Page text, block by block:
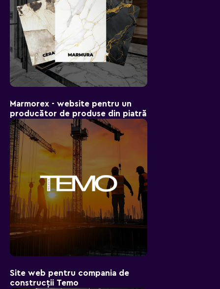
Marmorex - website pentru un
producător de produse din piatră
Site web pentru compania de
construcții Temo